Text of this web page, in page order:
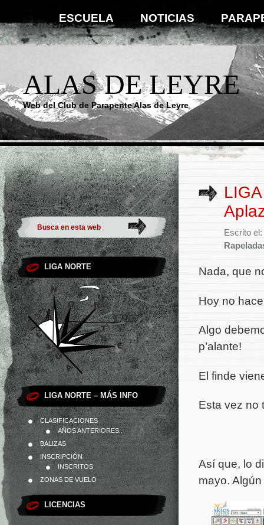
ESCUELA NOTICIAS
ALAS DE LEYRE
Web del Club de Parapente Alas de Leyre
LIGA NORTE
LIGA NORTE – MÁS INFO
CLASIFICACIONES
AÑOS ANTERIORES..
BALIZAS
INSCRIPCIÓN
INSCRITOS
ZONAS DE VUELO
LICENCIAS
Escrito
Nada, que
Hoy no
Algo
p’alante!
El finde
Esta vez no
Así que, lo
mayo.